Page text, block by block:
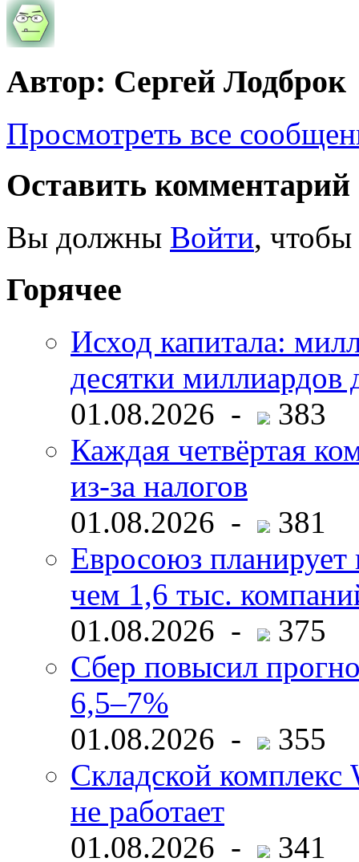
Автор: Сергей Лодброк
Просмотреть все
Оставить комментарий
Вы должны Войти, чтобы
Горячее
Исход капитала:
десятки миллиардов
01.08.2026 -
383
Каждая четвёртая
из-за налогов
01.08.2026 -
381
Евросоюз планирует
чем 1,6 тыс.
01.08.2026 -
375
Сбер повысил
6,5–7%
01.08.2026 -
355
Складской комплекс
не работает
01.08.2026 -
341